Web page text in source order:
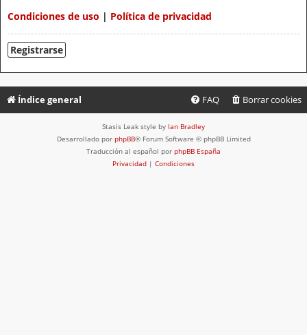
Condiciones de uso | Política de privacidad
Registrarse
Índice general Borrar cookies
FAQ
Stasis Leak style by Ian Bradley
Desarrollado por phpBB® Forum Software © phpBB Limited
Traducción al español por phpBB España
Privacidad | Condiciones